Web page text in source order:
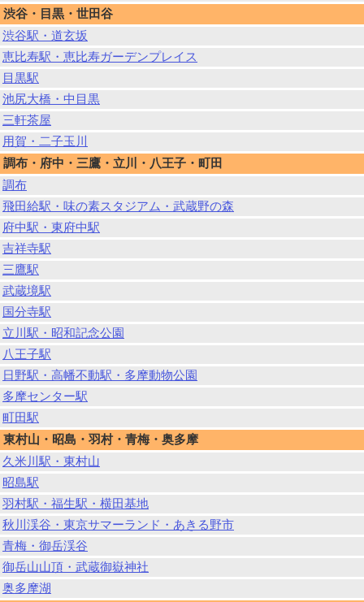
渋谷・目黒・世田谷
渋谷駅・道玄坂
恵比寿駅・恵比寿ガーデンプレイス
目黒駅
池尻大橋・中目黒
三軒茶屋
用賀・二子玉川
調布・府中・三鷹・立川・八王子・町田
調布
飛田給駅・味の素スタジアム・武蔵野の森
府中駅・東府中駅
吉祥寺駅
三鷹駅
武蔵境駅
国分寺駅
立川駅・昭和記念公園
八王子駅
日野駅・高幡不動駅・多摩動物公園
多摩センター駅
町田駅
東村山・昭島・羽村・青梅・奥多摩
久米川駅・東村山
昭島駅
羽村駅・福生駅・横田基地
秋川渓谷・東京サマーランド・あきる野市
青梅・御岳渓谷
御岳山山頂・武蔵御嶽神社
奥多摩湖